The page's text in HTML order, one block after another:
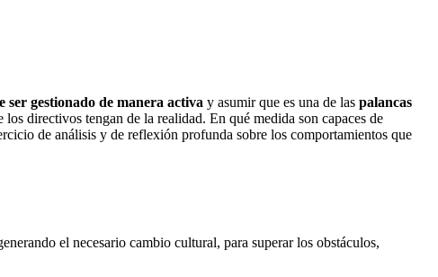
ser gestionado de manera activa y asumir que es una de las palancas
directivos tengan de la realidad. En qué medida son capaces de
de análisis y de reflexión profunda sobre los comportamientos que
el necesario cambio cultural, para superar los obstáculos,